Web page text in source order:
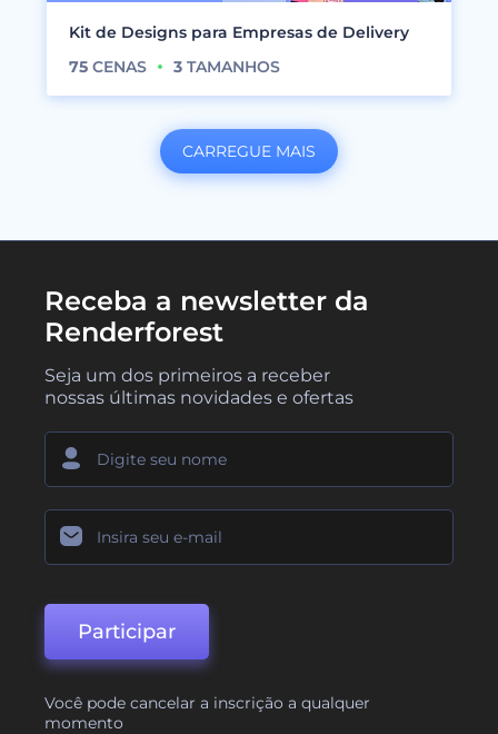
Kit de Designs para Empresas de Delivery
75 CENAS 3 TAMANHOS
CARREGUE MAIS
Receba a newsletter da
Renderforest
Seja um dos primeiros a receber
nossas últimas novidades e ofertas
Participar
Você pode cancelar a inscrição a qualquer
momento